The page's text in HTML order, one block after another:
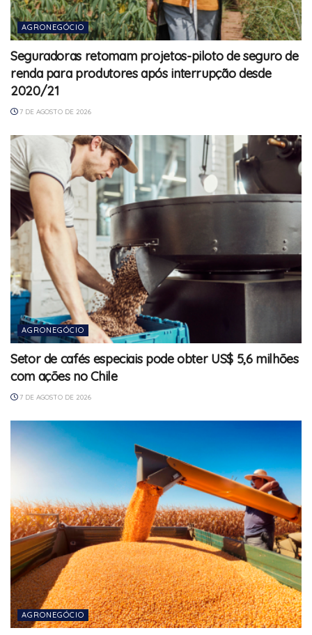
AGRONEGÓCIO
Seguradoras retomam projetos-piloto de seguro de
renda para produtores após interrupção desde
2020/21
7 DE AGOSTO DE 2026
AGRONEGÓCIO
Setor de cafés especiais pode obter US$ 5,6 milhões
com ações no Chile
7 DE AGOSTO DE 2026
AGRONEGÓCIO